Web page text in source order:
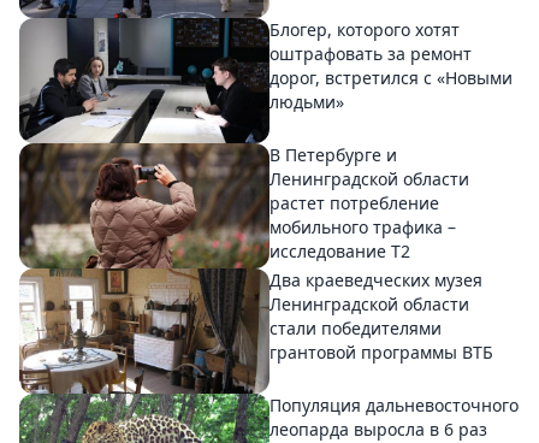
Блогер, которого хотят
оштрафовать за ремонт
дорог, встретился с «Новыми
людьми»
В Петербурге и
Ленинградской области
растет потребление
мобильного трафика –
исследование T2
Два краеведческих музея
Ленинградской области
стали победителями
грантовой программы ВТБ
Популяция дальневосточного
леопарда выросла в 6 раз